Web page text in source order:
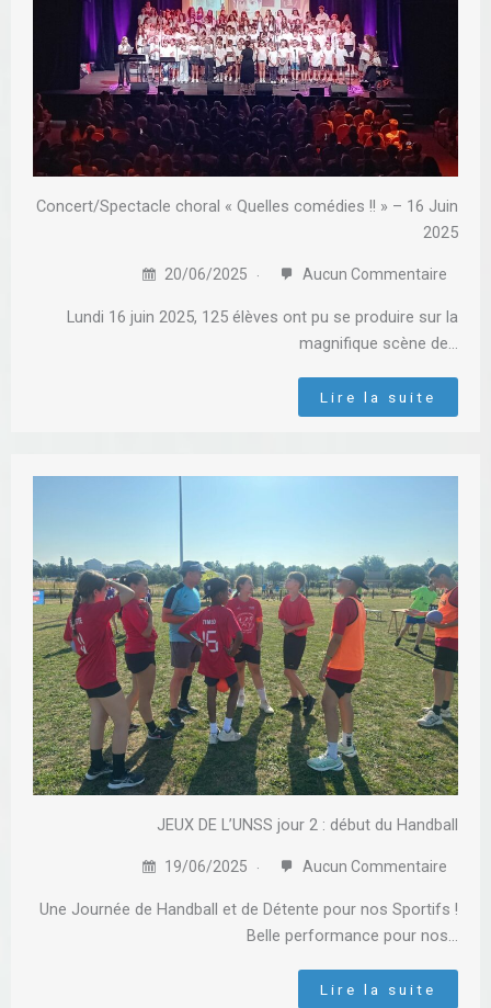
Concert/Spectacle choral « Quelles comédies !! » – 16 Juin
2025
20/06/2025 Aucun Commentaire
Lundi 16 juin 2025, 125 élèves ont pu se produire sur la
magnifique scène de…
Lire la suite
JEUX DE L’UNSS jour 2 : début du Handball
19/06/2025 Aucun Commentaire
Une Journée de Handball et de Détente pour nos Sportifs !
Belle performance pour nos…
Lire la suite